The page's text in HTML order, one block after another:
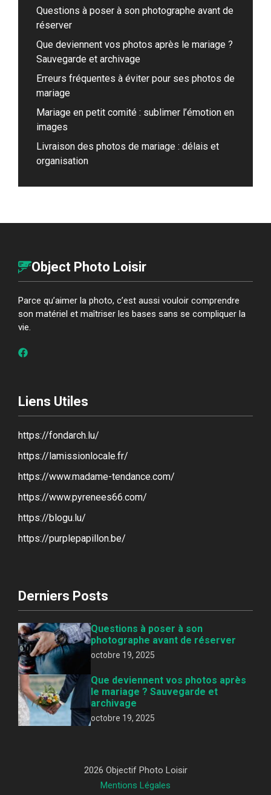
Questions à poser à son photographe avant de
réserver
Que deviennent vos photos après le mariage ?
Sauvegarde et archivage
Erreurs fréquentes à éviter pour ses photos de
mariage
Mariage en petit comité : sublimer l’émotion en
images
Livraison des photos de mariage : délais et
organisation
Object Photo Loisir
Parce qu’aimer la photo, c’est aussi vouloir comprendre
son matériel et maîtriser les bases sans se compliquer la
vie.
Liens Utiles
https://fondarch.lu/
https://lamissionlocale.fr/
https://www.madame-tendance.com/
https://www.pyrenees66.com/
https://blogu.lu/
https://purplepapillon.be/
Derniers Posts
Questions à poser à son
photographe avant de réserver
octobre 19, 2025
Que deviennent vos photos après
le mariage ? Sauvegarde et
archivage
octobre 19, 2025
2026 Objectif Photo Loisir
Mentions Légales